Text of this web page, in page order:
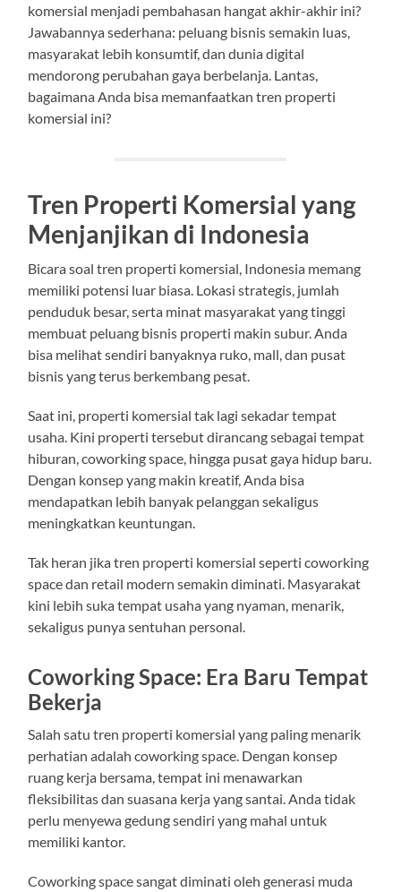
komersial menjadi pembahasan hangat akhir-akhir ini?
Jawabannya sederhana: peluang bisnis semakin luas,
masyarakat lebih konsumtif, dan dunia digital
mendorong perubahan gaya berbelanja. Lantas,
bagaimana Anda bisa memanfaatkan tren properti
komersial ini?
Tren Properti Komersial yang
Menjanjikan di Indonesia
Bicara soal tren properti komersial, Indonesia memang
memiliki potensi luar biasa. Lokasi strategis, jumlah
penduduk besar, serta minat masyarakat yang tinggi
membuat peluang bisnis properti makin subur. Anda
bisa melihat sendiri banyaknya ruko, mall, dan pusat
bisnis yang terus berkembang pesat.
Saat ini, properti komersial tak lagi sekadar tempat
usaha. Kini properti tersebut dirancang sebagai tempat
hiburan, coworking space, hingga pusat gaya hidup baru.
Dengan konsep yang makin kreatif, Anda bisa
mendapatkan lebih banyak pelanggan sekaligus
meningkatkan keuntungan.
Tak heran jika tren properti komersial seperti coworking
space dan retail modern semakin diminati. Masyarakat
kini lebih suka tempat usaha yang nyaman, menarik,
sekaligus punya sentuhan personal.
Coworking Space: Era Baru Tempat
Bekerja
Salah satu tren properti komersial yang paling menarik
perhatian adalah coworking space. Dengan konsep
ruang kerja bersama, tempat ini menawarkan
fleksibilitas dan suasana kerja yang santai. Anda tidak
perlu menyewa gedung sendiri yang mahal untuk
memiliki kantor.
Coworking space sangat diminati oleh generasi muda